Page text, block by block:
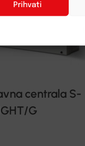
Prihvati
centrala S-
G